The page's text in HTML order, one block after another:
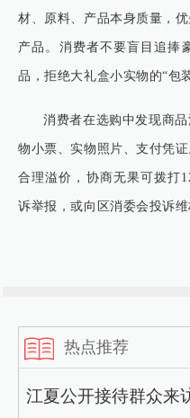
材、原料、产品本身质量，
产品。消费者不要盲目追捧
品，拒绝大礼盒小实物的“包
消费者在选购中发现商
物小票、实物照片、支付凭
合理溢价，协商无果可拨打
诉举报，或向区消委会投诉
热点推荐
江夏公开接待群众来